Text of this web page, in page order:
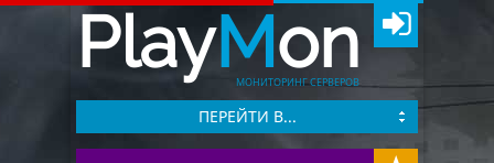
PlayMon
МОНИТОРИНГ СЕРВЕРОВ
ПЕРЕЙТИ В...